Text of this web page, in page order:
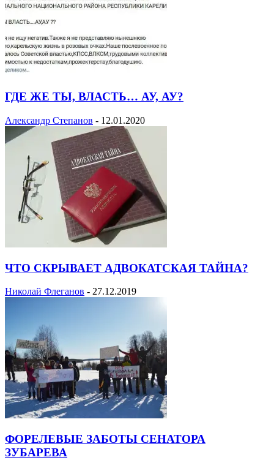
ГДЕ ЖЕ ТЫ, ВЛАСТЬ… АУ, АУ?
Александр Степанов - 12.01.2020
ЧТО СКРЫВАЕТ АДВОКАТСКАЯ ТАЙНА?
Николай Флеганов - 27.12.2019
ФОРЕЛЕВЫЕ ЗАБОТЫ СЕНАТОРА
ЗУБАРЕВА